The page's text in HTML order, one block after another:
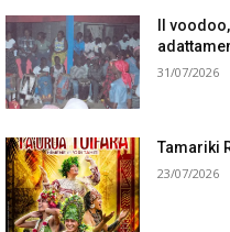
Il
31/07/2026
Tamariki
23/07/2026